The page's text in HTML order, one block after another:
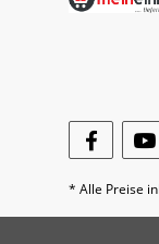
* Alle Preise